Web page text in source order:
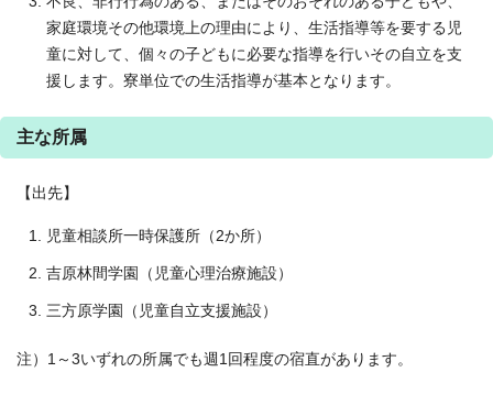
家庭環境その他環境上の理由により、生活指導等を要する児
童に対して、個々の子どもに必要な指導を行いその自立を支
援します。寮単位での生活指導が基本となります。
主な所属
【出先】
児童相談所一時保護所（2か所）
吉原林間学園（児童心理治療施設）
三方原学園（児童自立支援施設）
注）1～3いずれの所属でも週1回程度の宿直があります。